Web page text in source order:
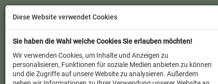
Diese Website verwendet Cookies
Sie haben die Wahl welche Cookies Sie erlauben möchten!
Wir verwenden Cookies, um Inhalte und Anzeigen zu
personalisieren, Funktionen für soziale Medien anbieten zu können
und die Zugriffe auf unsere Website zu analysieren. Außerdem